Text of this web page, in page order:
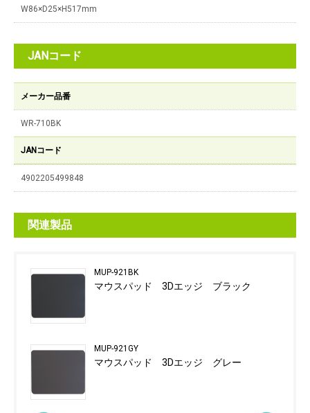
W86×D25×H517mm
JANコード
メーカー品番
WR-710BK
JANコード
4902205499848
関連製品
MUP-921BK
マウスパッド 3Dエッジ ブラック
MUP-921GY
マウスパッド 3Dエッジ グレー